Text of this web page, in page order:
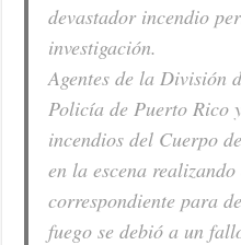
devastador incendio
investigación.
Agentes de la División
Policía de Puerto Rico
incendios del Cuerpo
en la escena
correspondiente para
fuego se debió a un